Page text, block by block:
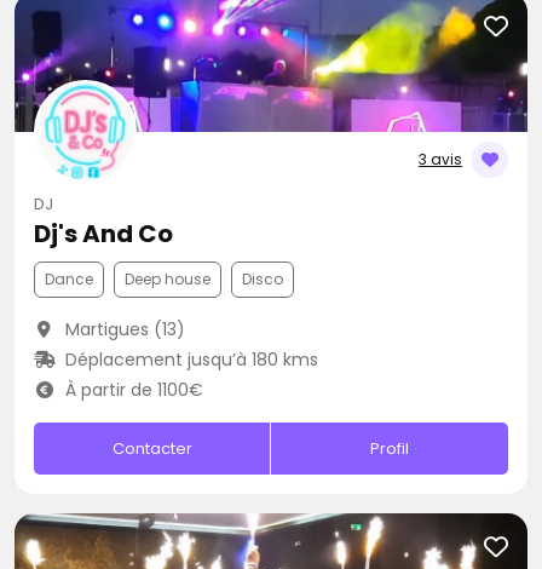
3 avis
DJ
Dj's And Co
Dance Deep house Disco
Martigues (13)
Déplacement jusqu’à 180 kms
À partir de 1100€
Contacter Profil